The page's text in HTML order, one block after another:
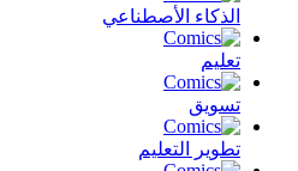
الذكاء الأصطناعي
تعليم
تسويق
تطوير التعليم